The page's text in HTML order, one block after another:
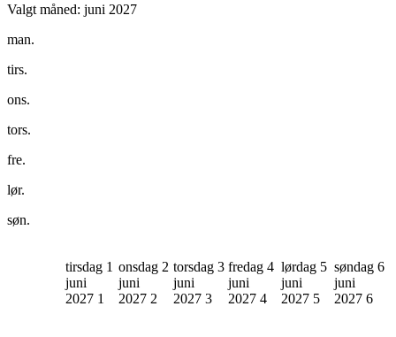
Valgt måned: juni 2027
man.
tirs.
ons.
tors.
fre.
lør.
søn.
tirsdag 1
juni
2027 1
onsdag 2
juni
2027 2
torsdag 3
juni
2027 3
fredag 4
juni
2027 4
lørdag 5
juni
2027 5
søndag 6
juni
2027 6